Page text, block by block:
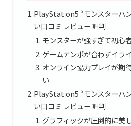
PlayStation5 “モンスターハ
い口コミ レビュー 評判
モンスターが強すぎて初心
ゲームテンポが合わずイラ
オンライン協力プレイが期
い
PlayStation5 “モンスターハ
い口コミ レビュー 評判
グラフィックが圧倒的に美